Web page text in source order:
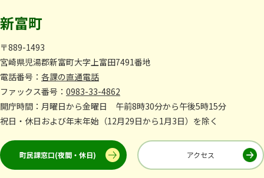
新富町
〒889-1493
宮崎県児湯郡新富町大字上富田7491番地
電話番号： 各課の直通電話
ファックス番号： 0983-33-4862
開庁時間：月曜日から金曜日 午前8時30分から午後5時15分
祝日・休日および年末年始（12月29日から1月3日）を除く
町民課窓口(夜間・休日) アクセス